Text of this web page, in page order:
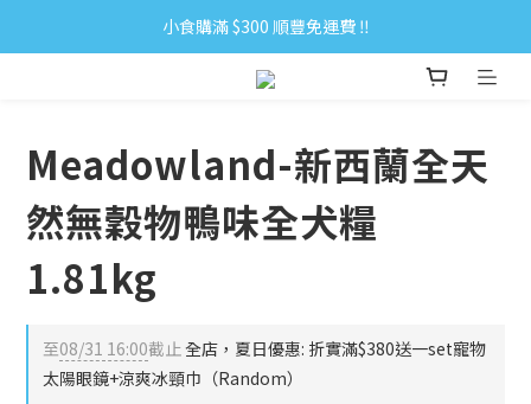
小食購滿 $300 順豐免運費 ‼
小食購滿 $300 順豐免運費 ‼
全單購滿 $500 免運費 ♥︎ 會員積分回贈 $1＝1Pt.
Meadowland-新西蘭全天
然無穀物鴨味全犬糧
1.81kg
至08/31 16:00截止全店，夏日優惠: 折實滿$380送一set寵物
太陽眼鏡+涼爽冰頸巾（Random）